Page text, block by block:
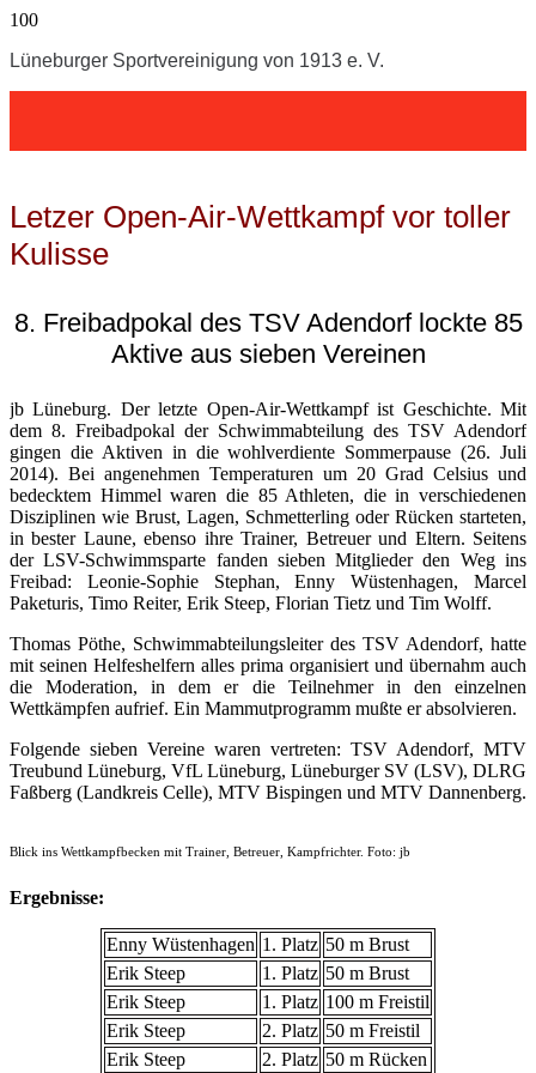
Lüneburger Sportvereinigung von 1913 e. V.
Letzer Open-Air-Wettkampf vor toller
Kulisse
8. Freibadpokal des TSV Adendorf lockte 85
Aktive aus sieben Vereinen
jb Lüneburg. Der letzte Open-Air-Wettkampf ist Geschichte. Mit
dem 8. Freibadpokal der Schwimmabteilung des TSV Adendorf
gingen die Aktiven in die wohlverdiente Sommerpause (26. Juli
2014). Bei angenehmen Temperaturen um 20 Grad Celsius und
bedecktem Himmel waren die 85 Athleten, die in verschiedenen
Disziplinen wie Brust, Lagen, Schmetterling oder Rücken starteten,
in bester Laune, ebenso ihre Trainer, Betreuer und Eltern. Seitens
der LSV-Schwimmsparte fanden sieben Mitglieder den Weg ins
Freibad: Leonie-Sophie Stephan, Enny Wüstenhagen, Marcel
Paketuris, Timo Reiter, Erik Steep, Florian Tietz und Tim Wolff.
Thomas Pöthe, Schwimmabteilungsleiter des TSV Adendorf, hatte
mit seinen Helfeshelfern alles prima organisiert und übernahm auch
die Moderation, in dem er die Teilnehmer in den einzelnen
Wettkämpfen aufrief. Ein Mammutprogramm mußte er absolvieren.
Folgende sieben Vereine waren vertreten: TSV Adendorf, MTV
Treubund Lüneburg, VfL Lüneburg, Lüneburger SV (LSV), DLRG
Faßberg (Landkreis Celle), MTV Bispingen und MTV Dannenberg.
Blick ins Wettkampfbecken mit Trainer, Betreuer, Kampfrichter. Foto: jb
Ergebnisse:
Enny Wüstenhagen 1. Platz 50 m Brust
Erik Steep
1. Platz 50 m Brust
Erik Steep
1. Platz 100 m Freistil
Erik Steep
2. Platz 50 m Freistil
Erik Steep
2. Platz 50 m Rücken